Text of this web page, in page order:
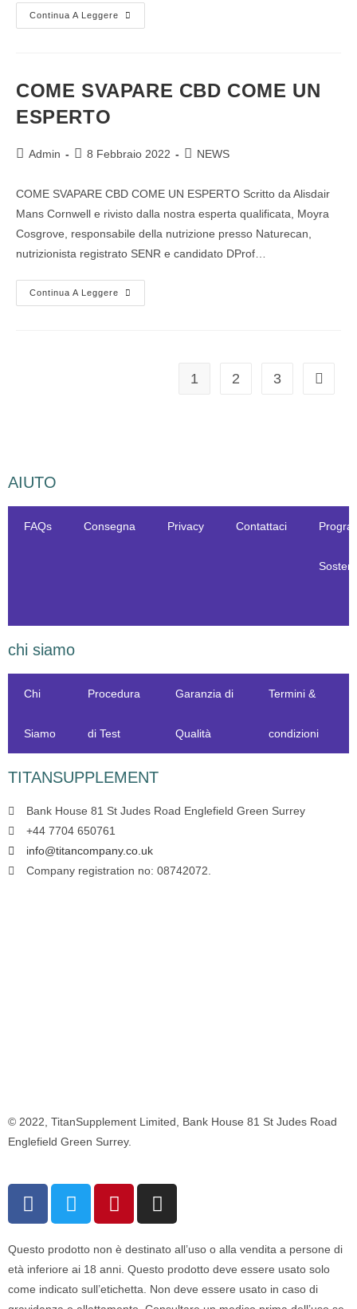
Continua A Leggere
COME SVAPARE CBD COME UN
ESPERTO
Admin 8 Febbraio 2022 NEWS
COME SVAPARE CBD COME UN ESPERTO Scritto da Alisdair
Mans Cornwell e rivisto dalla nostra esperta qualificata, Moyra
Cosgrove, responsabile della nutrizione presso Naturecan,
nutrizionista registrato SENR e candidato DProf…
Continua A Leggere
1 2 3
AIUTO
FAQs Consegna Privacy Contattaci
chi siamo
Chi
Siamo
Procedura
di Test
Garanzia di
Qualità
Termini &
condizioni
TITANSUPPLEMENT
Bank House 81 St Judes Road Englefield Green Surrey
+44 7704 650761
info@titancompany.co.uk
Company registration no: 08742072.
© 2022, TitanSupplement Limited, Bank House 81 St Judes Road
Englefield Green Surrey.
Questo prodotto non è destinato all’uso o alla vendita a persone di
età inferiore ai 18 anni. Questo prodotto deve essere usato solo
come indicato sull’etichetta. Non deve essere usato in caso di